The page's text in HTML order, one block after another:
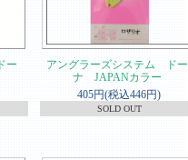
ー
アングラーズシステム ドー
ナ JAPANカラー
405円(税込446円)
SOLD OUT